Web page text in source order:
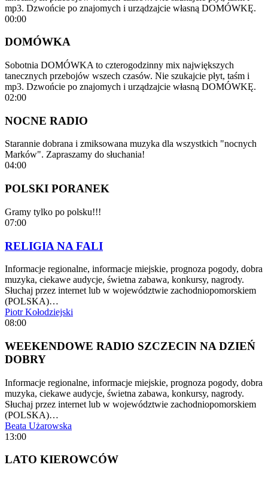
mp3. Dzwońcie po znajomych i urządzajcie własną DOMÓWKĘ.
00:00
DOMÓWKA
Sobotnia DOMÓWKA to czterogodzinny mix największych
tanecznych przebojów wszech czasów. Nie szukajcie płyt, taśm i
mp3. Dzwońcie po znajomych i urządzajcie własną DOMÓWKĘ.
02:00
NOCNE RADIO
Starannie dobrana i zmiksowana muzyka dla wszystkich "nocnych
Marków". Zapraszamy do słuchania!
04:00
POLSKI PORANEK
Gramy tylko po polsku!!!
07:00
RELIGIA NA FALI
Informacje regionalne, informacje miejskie, prognoza pogody, dobra
muzyka, ciekawe audycje, świetna zabawa, konkursy, nagrody.
Słuchaj przez internet lub w województwie zachodniopomorskiem
(POLSKA)…
Piotr Kołodziejski
08:00
WEEKENDOWE RADIO SZCZECIN NA DZIEŃ
DOBRY
Informacje regionalne, informacje miejskie, prognoza pogody, dobra
muzyka, ciekawe audycje, świetna zabawa, konkursy, nagrody.
Słuchaj przez internet lub w województwie zachodniopomorskiem
(POLSKA)…
Beata Użarowska
13:00
LATO KIEROWCÓW